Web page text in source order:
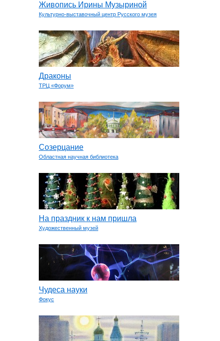
Живопись Ирины Музыриной
Культурно-выставочный центр Русского музея
Драконы
ТРЦ «Форум»
Созерцание
Областная научная библиотека
На праздник к нам пришла
Художественный музей
Чудеса науки
Фокус